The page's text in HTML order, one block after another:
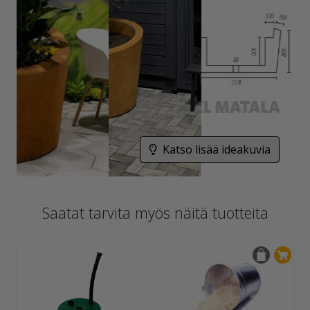
Katso lisää ideakuvia
Saatat tarvita myös näitä tuotteita